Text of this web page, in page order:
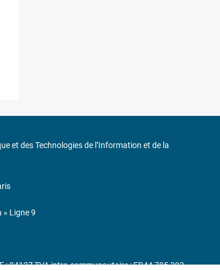
et des Technologies de l’Information et de la
» Ligne 9
: 9412Z TVA intra-communautaire : FR44 785 393